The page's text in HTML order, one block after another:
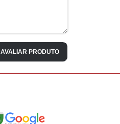
AVALIAR PRODUTO